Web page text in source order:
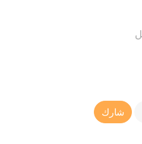
Article Link
شارك